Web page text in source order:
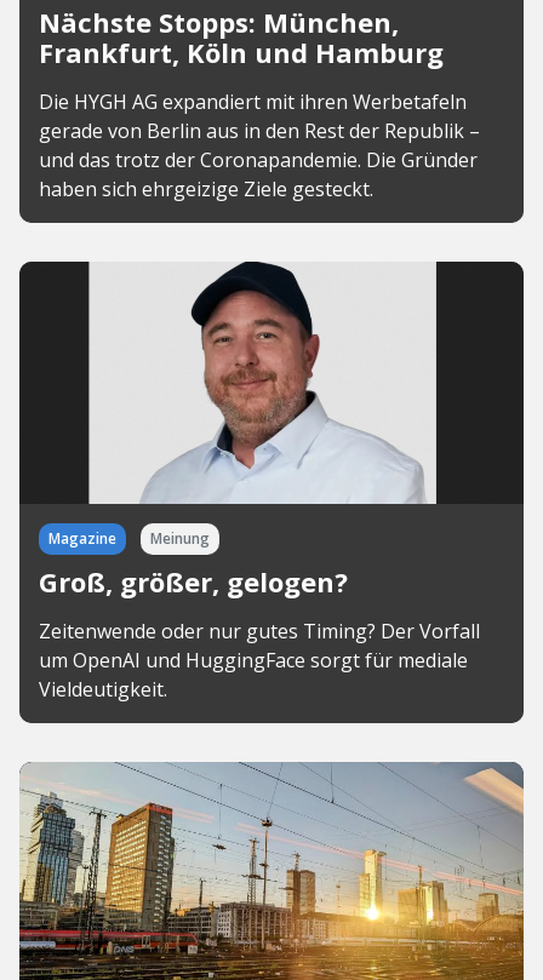
Nächste Stopps: München,
Frankfurt, Köln und Hamburg
Die HYGH AG expandiert mit ihren Werbetafeln
gerade von Berlin aus in den Rest der Republik –
und das trotz der Coronapandemie. Die Gründer
haben sich ehrgeizige Ziele gesteckt.
Magazine Meinung
Groß, größer, gelogen?
Zeitenwende oder nur gutes Timing? Der Vorfall
um OpenAI und HuggingFace sorgt für mediale
Vieldeutigkeit.